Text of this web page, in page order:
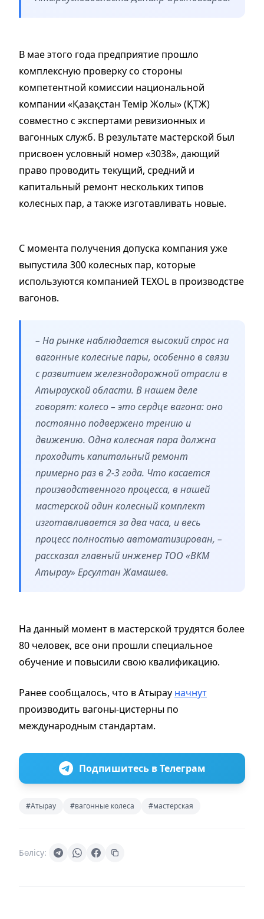
В мае этого года предприятие прошло
комплексную проверку со стороны
компетентной комиссии национальной
компании «Қазақстан Темір Жолы» (ҚТЖ)
совместно с экспертами ревизионных и
вагонных служб. В результате мастерской был
присвоен условный номер «3038», дающий
право проводить текущий, средний и
капитальный ремонт нескольких типов
колесных пар, а также изготавливать новые.
С момента получения допуска компания уже
выпустила 300 колесных пар, которые
используются компанией TEXOL в производстве
вагонов.
– На рынке наблюдается высокий спрос на
вагонные колесные пары, особенно в связи
с развитием железнодорожной отрасли в
Атырауской области. В нашем деле
говорят: колесо – это сердце вагона: оно
постоянно подвержено трению и
движению. Одна колесная пара должна
проходить капитальный ремонт
примерно раз в 2-3 года. Что касается
производственного процесса, в нашей
мастерской один колесный комплект
изготавливается за два часа, и весь
процесс полностью автоматизирован, –
рассказал главный инженер ТОО «ВКМ
Атырау» Ерсултан Жамашев.
На данный момент в мастерской трудятся более
80 человек, все они прошли специальное
обучение и повысили свою квалификацию.
Ранее сообщалось, что в Атырау начнут
производить вагоны-цистерны по
международным стандартам.
Подпишитесь в Телеграм
#Атырау #вагонные колеса #мастерская
Бөлісу: